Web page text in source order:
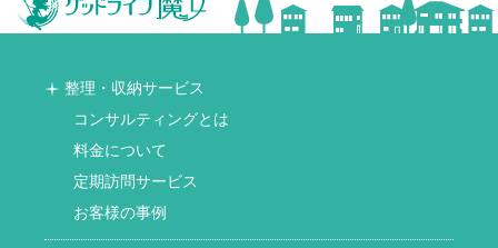
整理・収納サービス
コンサルティングとは
料金について
定期訪問サービス
お客様の事例